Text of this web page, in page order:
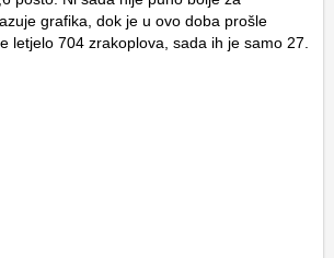
grafika, dok je u ovo doba prošle
letjelo 704 zrakoplova, sada ih je samo 27.